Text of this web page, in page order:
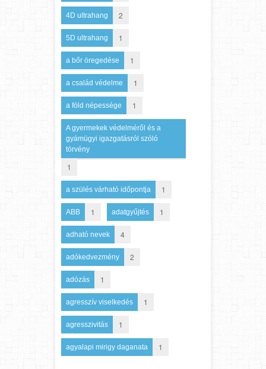
4D ultrahang 2
5D ultrahang 1
a bőr öregedése 1
a család védelme 1
a föld népessége 1
A gyermekek védelméről és a
gyámügyi igazgatásról szóló
törvény
1
a szülés várható időpontja 1
ABB 1 adatgyűjtés 1
adható nevek 4
adókedvezmény 2
adózás 1
agresszív viselkedés 1
agresszivitás 1
agyalapi mirigy daganata 1